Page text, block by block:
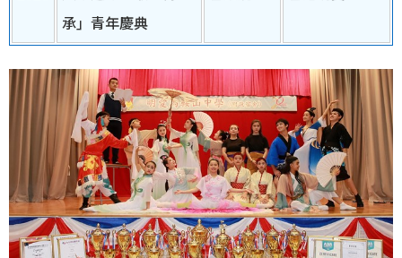
承」青年慶典